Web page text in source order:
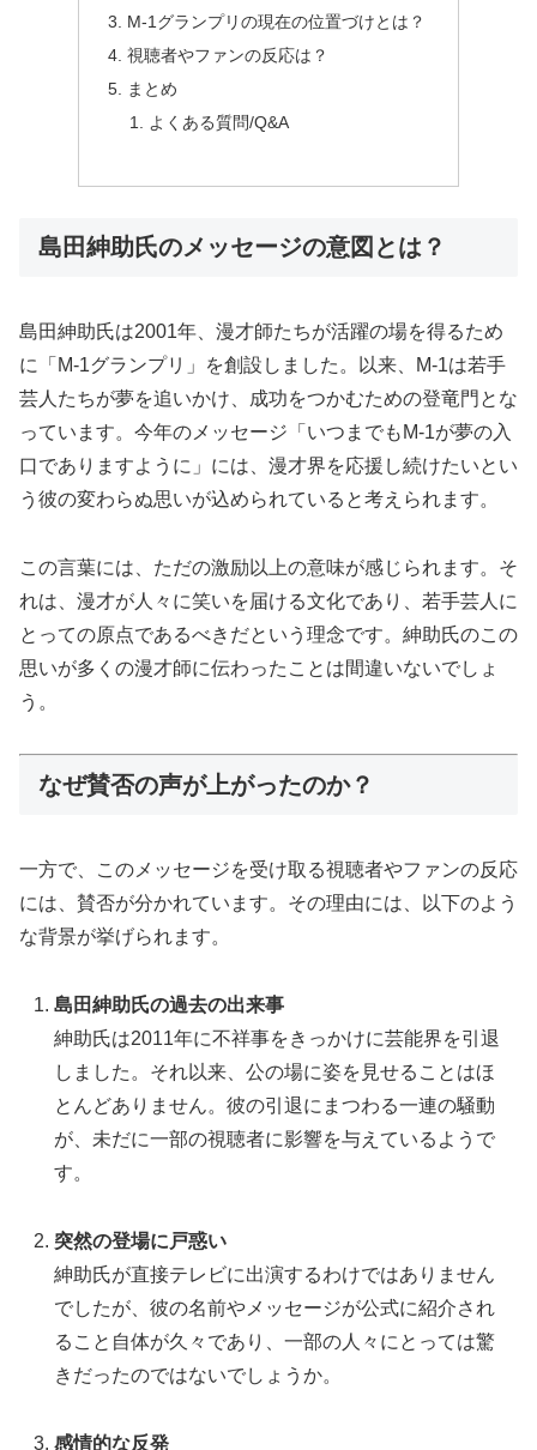
M-1グランプリの現在の位置づけとは？
視聴者やファンの反応は？
まとめ
よくある質問/Q&A
島田紳助氏のメッセージの意図とは？
島田紳助氏は2001年、漫才師たちが活躍の場を得るため
に「M-1グランプリ」を創設しました。以来、M-1は若手
芸人たちが夢を追いかけ、成功をつかむための登竜門とな
っています。今年のメッセージ「いつまでもM-1が夢の入
口でありますように」には、漫才界を応援し続けたいとい
う彼の変わらぬ思いが込められていると考えられます。
この言葉には、ただの激励以上の意味が感じられます。そ
れは、漫才が人々に笑いを届ける文化であり、若手芸人に
とっての原点であるべきだという理念です。紳助氏のこの
思いが多くの漫才師に伝わったことは間違いないでしょ
う。
なぜ賛否の声が上がったのか？
一方で、このメッセージを受け取る視聴者やファンの反応
には、賛否が分かれています。その理由には、以下のよう
な背景が挙げられます。
島田紳助氏の過去の出来事
紳助氏は2011年に不祥事をきっかけに芸能界を引退
しました。それ以来、公の場に姿を見せることはほ
とんどありません。彼の引退にまつわる一連の騒動
が、未だに一部の視聴者に影響を与えているようで
す。
突然の登場に戸惑い
紳助氏が直接テレビに出演するわけではありません
でしたが、彼の名前やメッセージが公式に紹介され
ること自体が久々であり、一部の人々にとっては驚
きだったのではないでしょうか。
感情的な反発